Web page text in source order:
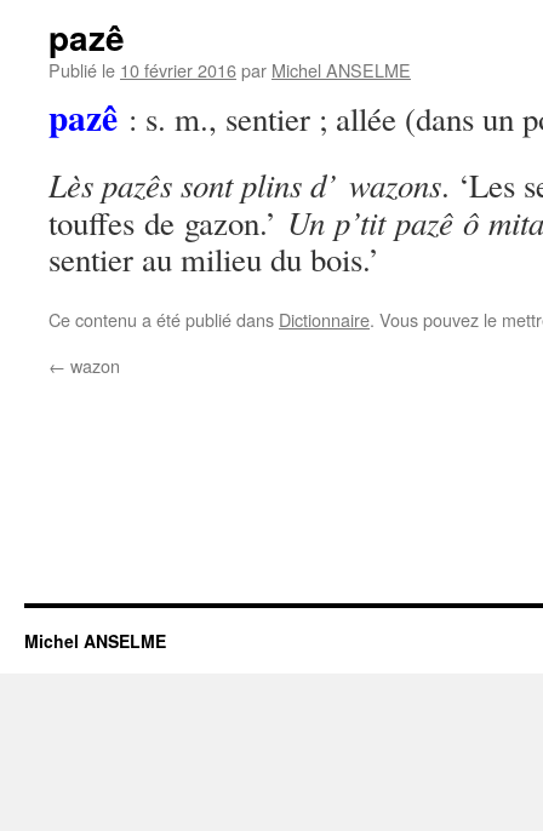
pazê
Publié le 10 février 2016par Michel ANSELME
pazê : s. m., sentier ; allée (dans un
Lès pazês sont plins d’ wazons. ‘Les
touffes de gazon.’ Un p’tit pazê ô
sentier au milieu du bois.’
Ce contenu a été publié dans Dictionnaire. Vous pouvez le
← wazon
Michel ANSELME